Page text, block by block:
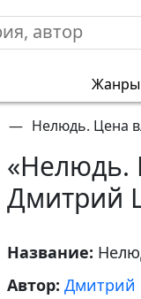
Жанры
— Нелюдь. Цена
«Нелюдь.
Дмитрий
Название:
Автор: Дмитрий